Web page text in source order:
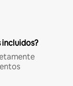
incluidos?